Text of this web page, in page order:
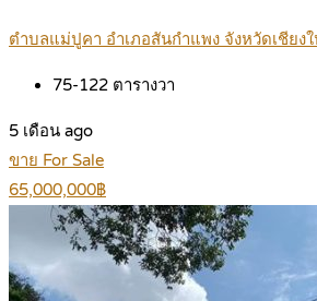
ตำบลแม่ปูคา อำเภอสันกำแพง จังหวัดเชียง
75-122 ตารางวา
5 เดือน ago
ขาย For Sale
65,000,000฿